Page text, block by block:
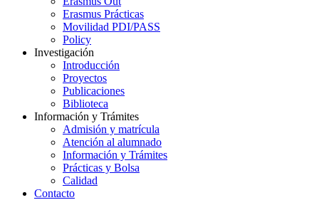
Erasmus Prácticas
Movilidad PDI/PASS
Policy
Investigación
Introducción
Proyectos
Publicaciones
Biblioteca
Información y Trámites
Admisión y matrícula
Atención al alumnado
Información y Trámites
Prácticas y Bolsa
Calidad
Contacto